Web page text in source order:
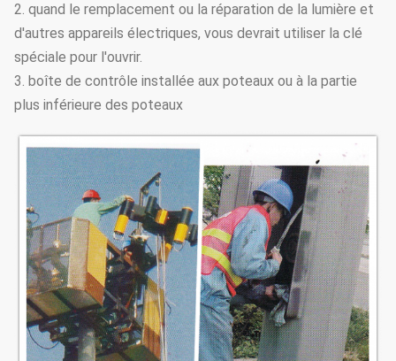
2. quand le remplacement ou la réparation de la lumière et
d'autres appareils électriques, vous devrait utiliser la clé
spéciale pour l'ouvrir.
3. boîte de contrôle installée aux poteaux ou à la partie
plus inférieure des poteaux